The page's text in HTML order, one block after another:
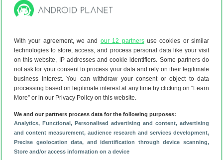
With your agreement, we and our 12 partnersuse cookies or similar
technologies to store, access, and process personal data like your visit
on this website, IP addresses and cookie identifiers. Some partners do
not ask for your consent to process your data and rely on their legitimate
business interest. You can withdraw your consent or object to data
processing based on legitimate interest at any time by clicking on “Learn
More” or in our Privacy Policy on this website.
We and our partners process data for the following purposes:
Analytics, Functional, Personalised advertising and content, advertising
and content measurement, audience research and services development,
Precise geolocation data, and identification through device scanning,
Store and/or access information on a device
vrij fors. Momenteel is de Touchsmart 3 bovendien slecht
leverbaar. We durven niet te zeggen of daar nog
Bekijk de Emporia Thouchsmart 3
bij Belsimpel
Waar moet je rekening mee houden?